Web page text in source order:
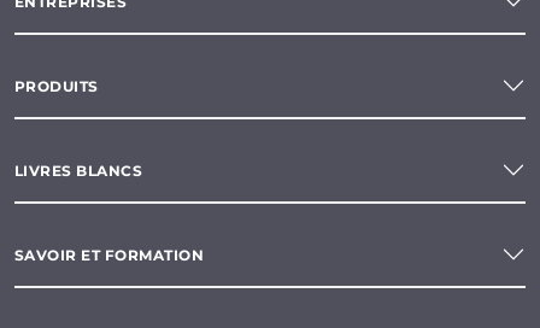
PRODUITS
LIVRES BLANCS
SAVOIR ET FORMATION